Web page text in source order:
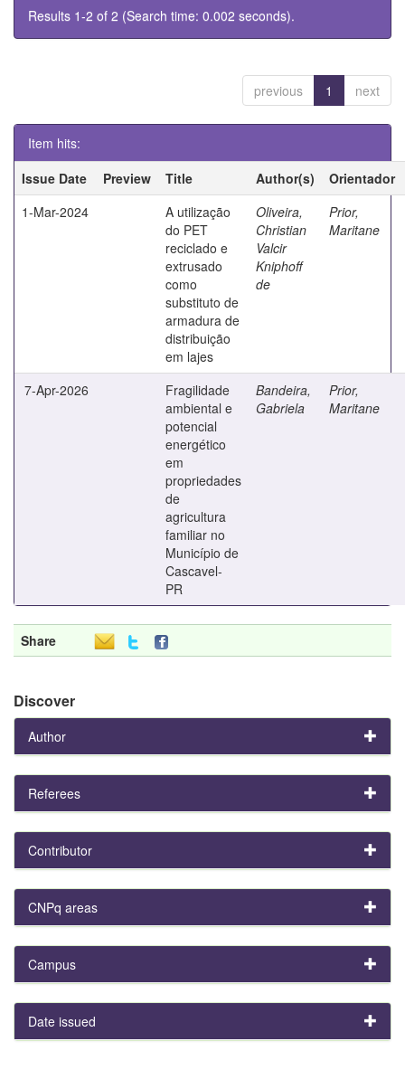
Results 1-2 of 2 (Search time: 0.002 seconds).
previous 1 next
Item hits:
Issue Date
Preview Title Author(s)
Orientador
1-Mar-2024
A utilização
do PET
reciclado e
extrusado
como
substituto de
armadura de
distribuição
em lajes
Oliveira,
Christian
Valcir
Kniphoff
de
Prior,
Maritane
7-Apr-2026
Fragilidade
ambiental e
potencial
energético
em
propriedades
de
agricultura
familiar no
Município de
Cascavel-
PR
Bandeira,
Gabriela
Prior,
Maritane
Share
Discover
Author
Referees
Contributor
CNPq areas
Campus
Date issued